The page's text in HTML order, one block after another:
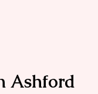
Ashford